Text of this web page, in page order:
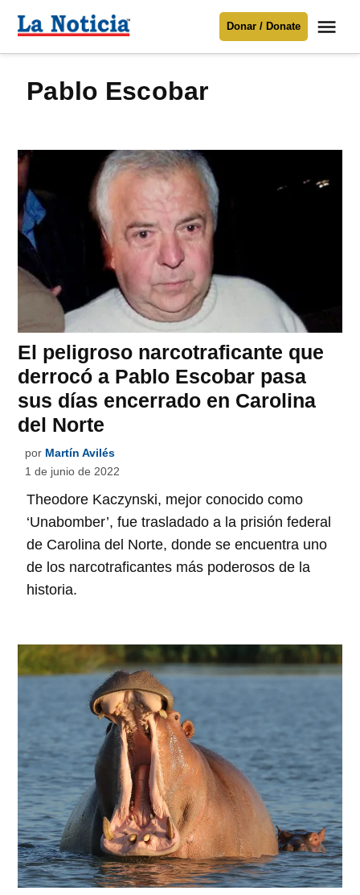
Para mantenerte informado necesitamos
contenido
Noticia
Donar / Donate
Pablo Escobar
El peligroso narcotraficante que
derrocó a Pablo Escobar pasa
sus días encerrado en Carolina
del Norte
por Martín Avilés
1 de junio de 2022
Theodore Kaczynski, mejor conocido como
‘Unabomber’, fue trasladado a la prisión federal
de Carolina del Norte, donde se encuentra uno
de los narcotraficantes más poderosos de la
historia.